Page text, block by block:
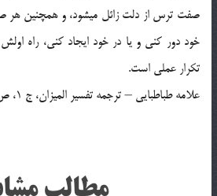
صفت ترس از دلت زائل ميشود، و همچنين هر
خود دور كني و يا در خود ايجاد كني، راه
تكرار عملي است.
علامه طباطبايي – ترجمه تفسير الميزان، ج 1، ص 558